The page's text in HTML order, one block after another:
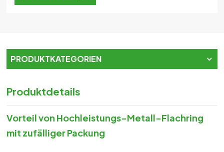
PRODUKTKATEGORIEN
Produktdetails
Vorteil von Hochleistungs-Metall-Flachring
mit zufälliger Packung